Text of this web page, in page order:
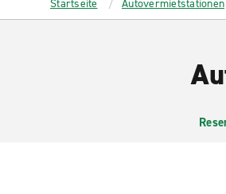
Startseite Autovermietstationen